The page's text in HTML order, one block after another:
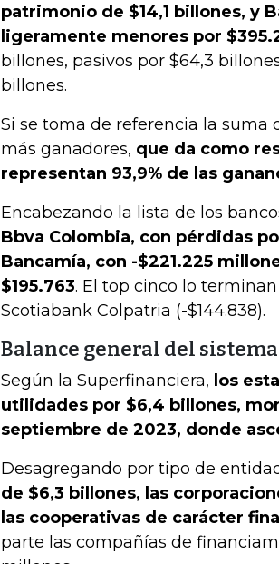
patrimonio de $14,1 billones, y
ligeramente menores por
billones, pasivos por $64,3
billones.
Si se toma de referencia la suma
más ganadores, que da como
representan 93,9% de las
Encabezando la lista de los
Bbva Colombia, con pérdidas
Bancamía, con -$221.225
$195.763. El top cinco lo
Scotiabank Colpatria (-$144.838).
Balance general del
Según la Superfinanciera, los
utilidades por $6,4 billones,
septiembre de 2023, donde
Desagregando por tipo de
de $6,3 billones, las
las cooperativas de carácter
parte las compañías de